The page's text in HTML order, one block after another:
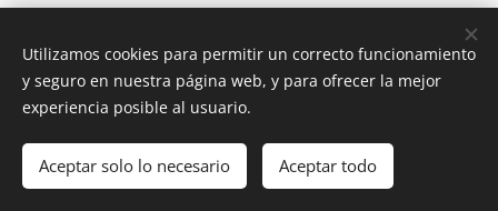
Política dePrivacidad-Aviso Legal-Uso de Cookies
Creado conWebnode Cookies
Utilizamos cookies para permitir un correcto funcionamiento
y seguro en nuestra página web, y para ofrecer la mejor
experiencia posible al usuario.
Aceptar solo lo necesario Aceptar todo